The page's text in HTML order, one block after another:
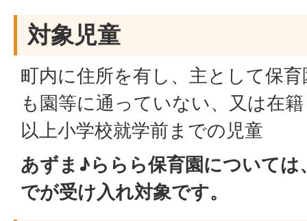
対象児童
町内に住所を有し、主として保
も園等に通っていない、又は在
以上小学校就学前までの児童
あずま♪ららら保育園については
でが受け入れ対象です。